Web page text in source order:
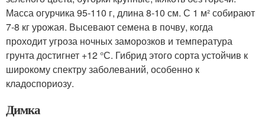
Масса огурчика 95-110 г, длина 8-10 см. С 1 м² собирают
7-8 кг урожая. Высевают семена в почву, когда
проходит угроза ночных заморозков и температура
грунта достигнет +12 °С. Гибрид этого сорта устойчив к
широкому спектру заболеваний, особенно к
кладоспориозу.
Димка